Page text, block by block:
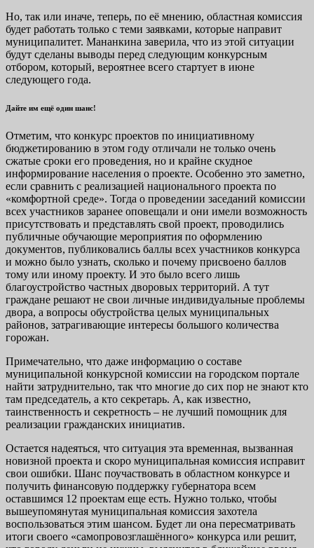
Но, так или иначе, теперь, по её мнению, областная комиссия
будет работать только с теми заявками, которые направит
муниципалитет. Мананкина заверила, что из этой ситуации
будут сделаны выводы перед следующим конкурсным
отбором, который, вероятнее всего стартует в июне
следующего года.
Дайте им ещё один шанс!
Отметим, что конкурс проектов по инициативному
бюджетированию в этом году отличали не только очень
сжатые сроки его проведения, но и крайне скудное
информирование населения о проекте. Особенно это заметно,
если сравнить с реализацией национального проекта по
«комфортной среде». Тогда о проведении заседаний комиссии
всех участников заранее оповещали и они имели возможность
присутствовать и представлять свой проект, проводились
публичные обучающие мероприятия по оформлению
документов, публиковались баллы всех участников конкурса
и можно было узнать, сколько и почему присвоено баллов
тому или иному проекту. И это было всего лишь
благоустройство частных дворовых территорий. А тут
граждане решают не свои личные индивидуальные проблемы
двора, а вопросы обустройства целых муниципальных
районов, затрагивающие интересы большого количества
горожан.
Примечательно, что даже информацию о составе
муниципальной конкурсной комиссии на городском портале
найти затруднительно, так что многие до сих пор не знают кто
там председатель, а кто секретарь. А, как известно,
таинственность и секретность – не лучший помощник для
реализации гражданских инициатив.
Остается надеяться, что ситуация эта временная, вызванная
новизной проекта и скоро муниципальная комиссия исправит
свои ошибки. Шанс поучаствовать в областном конкурсе и
получить финансовую поддержку губернатора всем
оставшимся 12 проектам еще есть. Нужно только, чтобы
вышеупомянутая муниципальная комиссия захотела
воспользоваться этим шансом. Будет ли она пересматривать
итоги своего «самопровозглашённого» конкурса или решит,